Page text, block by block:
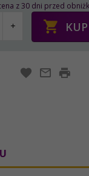
z 30 dni przed